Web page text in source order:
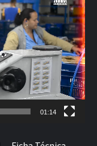
01:14